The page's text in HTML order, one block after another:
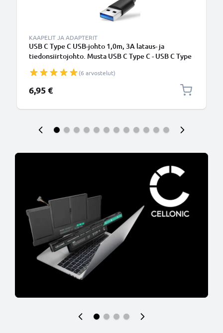
KAAPELIT JA ADAPTERIT
USB C Type C USB-johto 1,0m, 3A lataus- ja
tiedonsiirtojohto. Musta USB C Type C - USB C Type
(6 arvostelut)
6,95 €